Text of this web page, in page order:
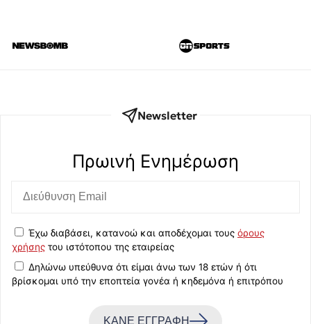
Newsletter
Πρωινή Eνημέρωση
Έχω διαβάσει, κατανοώ και αποδέχομαι τους όρους
χρήσης του ιστότοπου της εταιρείας
Δηλώνω υπεύθυνα ότι είμαι άνω των 18 ετών ή ότι
βρίσκομαι υπό την εποπτεία γονέα ή κηδεμόνα ή επιτρόπου
ΚΑΝΕ ΕΓΓΡΑΦΗ